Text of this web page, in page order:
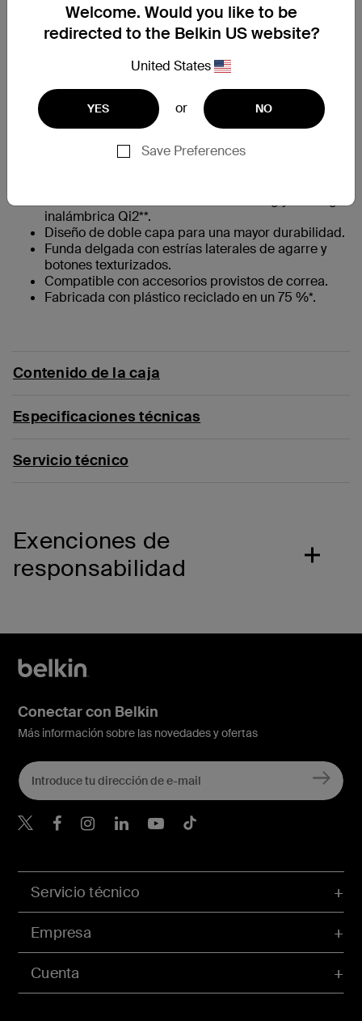
Welcome. Would you like to be
redirected to the Belkin US website?
United States
YES or NO
Save Preferences
Buscar una tienda
En un vistazo
militares frente a caídas desde una altura de 4 m
inalámbrica Qi2**.
Diseño de doble capa para una mayor durabilidad.
Funda delgada con estrías laterales de agarre y
botones texturizados.
Compatible con accesorios provistos de correa.
Fabricada con plástico reciclado en un 75 %*.
Contenido de la caja
Especificaciones técnicas
Servicio técnico
Exenciones de
responsabilidad
Cuenta
Servicio técnico
Empresa
Conectar con Belkin
Más información sobre las novedades y ofertas
Belkin Twitter